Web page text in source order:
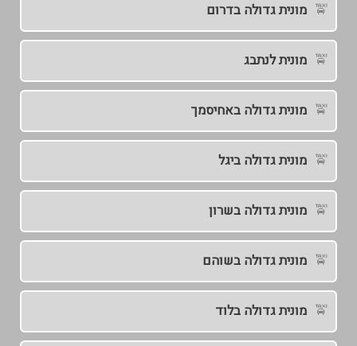
מונית גדולה בדרום
מונית לנתבג
מונית גדולה באחיסמך
מונית גדולה ביגל
מונית גדולה בשרון
מונית גדולה בשוהם
מונית גדולה בלוד